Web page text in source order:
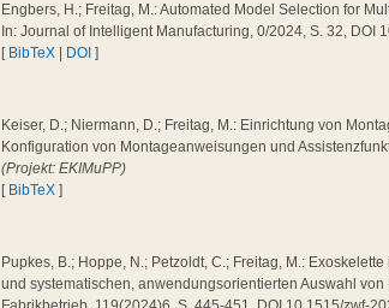
Engbers, H.; Freitag, M.: Automated Model Selection for
In: Journal of Intelligent Manufacturing, 0/2024, S. 32,
[ BibTeX DOI ]
Keiser, D.; Niermann, D.; Freitag, M.: Einrichtung von
Konfiguration von Montageanweisungen und
(Projekt: EKIMuPP)
[ BibTeX ]
Pupkes, B.; Hoppe, N.; Petzoldt, C.; Freitag, M.:
und systematischen, anwendungsorientierten Auswahl